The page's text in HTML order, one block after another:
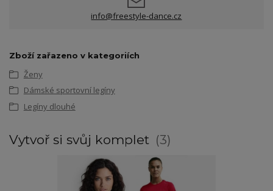
info@freestyle-dance.cz
Zboží zařazeno v kategoriích
Ženy
Dámské sportovní legíny
Legíny dlouhé
Vytvoř si svůj komplet 3